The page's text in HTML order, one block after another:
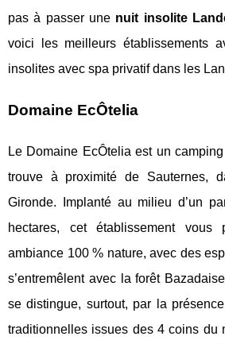
pas à passer une nuit insolite
voici les meilleurs établissements
insolites avec spa privatif dans les
Domaine EcÔtelia
Le Domaine EcÔtelia est un
trouve à proximité de Sauternes,
Gironde. Implanté au milieu d’un
hectares, cet établissement vous
ambiance 100 % nature, avec des
s’entremêlent avec la forêt
se distingue, surtout, par la
traditionnelles issues des 4 coins du